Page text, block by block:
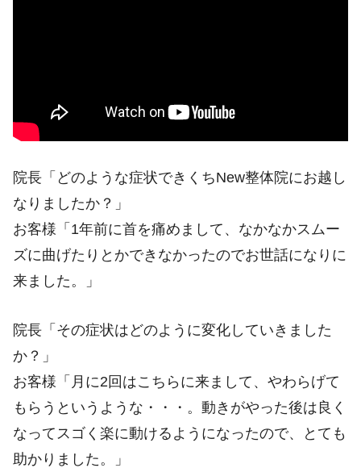
院長「どのような症状できくちNew整体院にお越し
なりましたか？」
お客様「1年前に首を痛めまして、なかなかスムー
ズに曲げたりとかできなかったのでお世話になりに
来ました。」
院長「その症状はどのように変化していきました
か？」
お客様「月に2回はこちらに来まして、やわらげて
もらうというような・・・。動きがやった後は良く
なってスゴく楽に動けるようになったので、とても
助かりました。」